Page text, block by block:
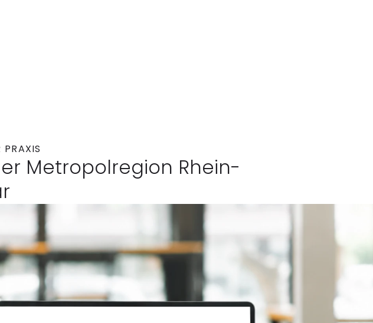
PRAXIS
Metropolregion Rhein-